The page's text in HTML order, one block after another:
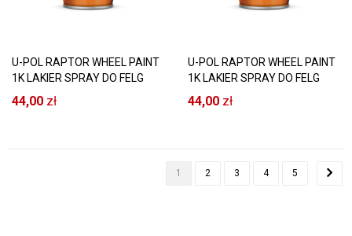
U-POL RAPTOR WHEEL PAINT
1K LAKIER SPRAY DO FELG
BEZBARWNY POŁYSK 120°C
44,00 zł
U-POL RAPTOR WHEEL PAINT
1K LAKIER SPRAY DO FELG
CZARNA SATYNA 120°C
44,00 zł
1 2 3 4 5